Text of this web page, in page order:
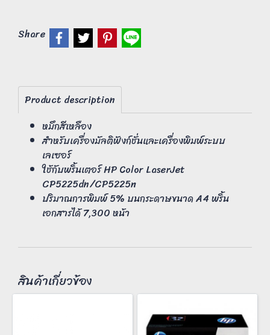
Share
Product description
หมึกสีเหลือง
สำหรับเครื่องมัลติฟังก์ชั่นและเครื่องพิมพ์ระบบ
เลเซอร์
ใช้กับพริ้นเตอร์ HP Color LaserJet
CP5225dn/CP5225n
ปริมาณการพิมพ์ 5% บนกระดาษขนาด A4 พริ้น
เอกสารได้ 7,300 หน้า
สินค้าเกี่ยวข้อง